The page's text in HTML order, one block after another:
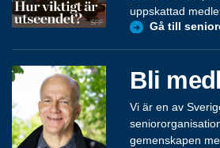
uppskattad
Gå till
Bli
Vi är en av
gemenskapen